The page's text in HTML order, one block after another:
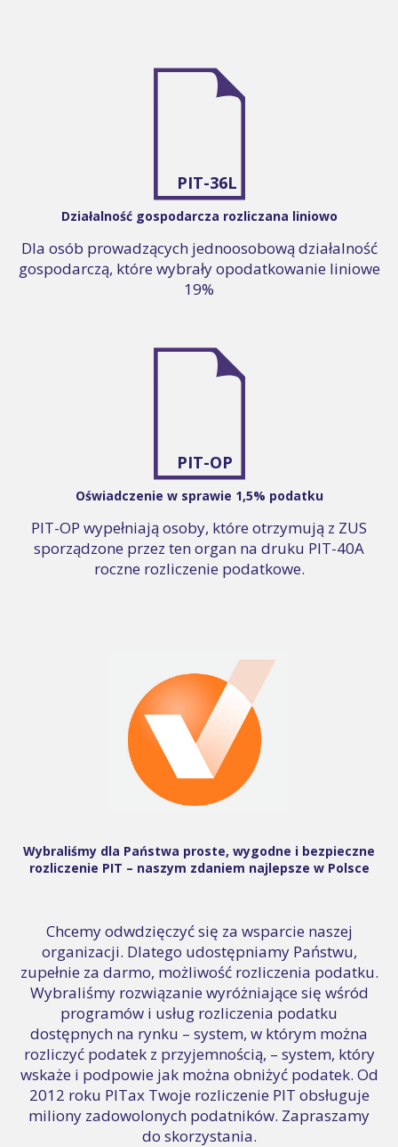
PIT-36L
Działalność gospodarcza rozliczana liniowo
Dla osób prowadzących jednoosobową działalność
gospodarczą, które wybrały opodatkowanie liniowe
19%
PIT-OP
Oświadczenie w sprawie 1,5% podatku
PIT-OP wypełniają osoby, które otrzymują z ZUS
sporządzone przez ten organ na druku PIT-40A
roczne rozliczenie podatkowe.
Wybraliśmy dla Państwa proste, wygodne i bezpieczne
rozliczenie PIT – naszym zdaniem najlepsze w Polsce
Chcemy odwdzięczyć się za wsparcie naszej
organizacji. Dlatego udostępniamy Państwu,
zupełnie za darmo, możliwość rozliczenia podatku.
Wybraliśmy rozwiązanie wyróżniające się wśród
programów i usług rozliczenia podatku
dostępnych na rynku – system, w którym można
rozliczyć podatek z przyjemnością, – system, który
wskaże i podpowie jak można obniżyć podatek. Od
2012 roku PITax Twoje rozliczenie PIT obsługuje
miliony zadowolonych podatników. Zapraszamy
do skorzystania.